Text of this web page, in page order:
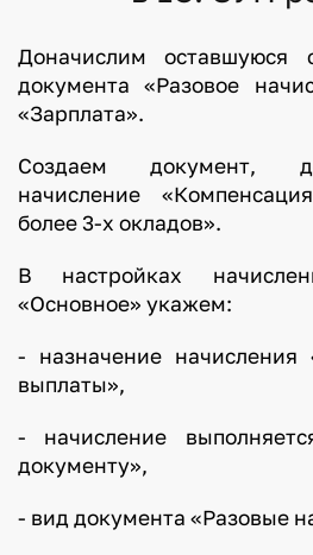
Доначислим
документа «Разовое
«Зарплата».
Создаем документ,
начисление
более 3-х окладов».
В настройках
«Основное» укажем:
- назначение начисления
выплаты»,
- начисление
документу»,
- вид документа «Разовые